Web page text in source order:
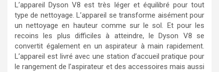
L’appareil Dyson V8 est très léger et équilibré pour tout
type de nettoyage. L’appareil se transforme aisément pour
un nettoyage en hauteur comme sur le sol. Et pour les
recoins les plus difficiles à atteindre, le Dyson V8 se
convertit également en un aspirateur à main rapidement.
L’appareil est livré avec une station d’accueil pratique pour
le rangement de l’aspirateur et des accessoires mais aussi